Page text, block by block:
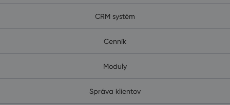
CRM systém
Cenník
Moduly
Správa klientov